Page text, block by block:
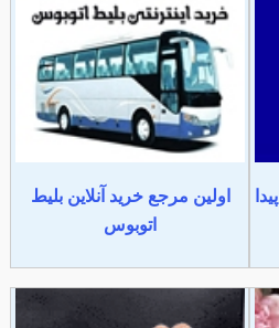
اولین مرجع خرید آنلاین بلیط
اتوبوس